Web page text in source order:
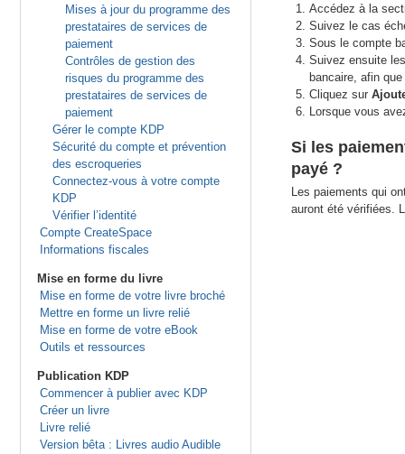
Mises à jour du programme des
prestataires de services de
paiement
Contrôles de gestion des
risques du programme des
prestataires de services de
paiement
Gérer le compte KDP
Sécurité du compte et prévention
des escroqueries
Connectez-vous à votre compte
KDP
Vérifier l’identité
Compte CreateSpace
Informations fiscales
Mise en forme du livre
Mise en forme de votre livre broché
Mettre en forme un livre relié
Mise en forme de votre eBook
Outils et ressources
Publication KDP
Commencer à publier avec KDP
Créer un livre
Livre relié
Version bêta : Livres audio Audible
Accédez à la
Suivez le cas
Sous le compte
Suivez ensuite
bancaire, afin
Cliquez sur
Lorsque vous
Si les
payé ?
Les paiements qui
auront été vérifiées.